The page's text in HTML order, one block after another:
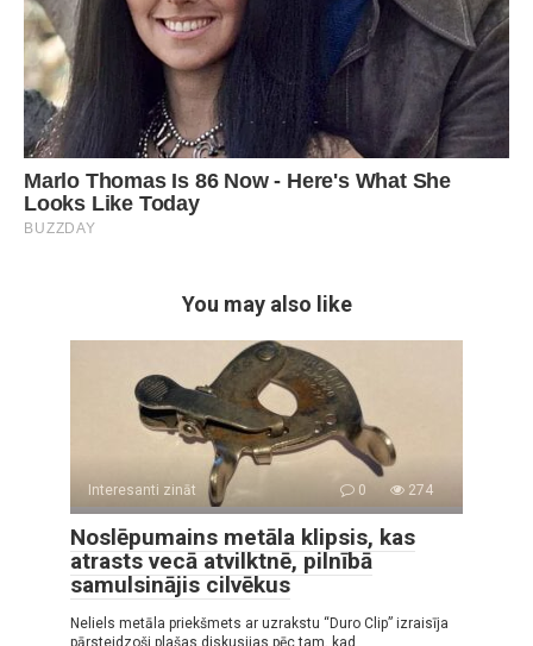
You may also like
Interesanti zināt 0 274
Noslēpumains metāla klipsis, kas
atrasts vecā atvilktnē, pilnībā
samulsinājis cilvēkus
Neliels metāla priekšmets ar uzrakstu “Duro Clip” izraisīja